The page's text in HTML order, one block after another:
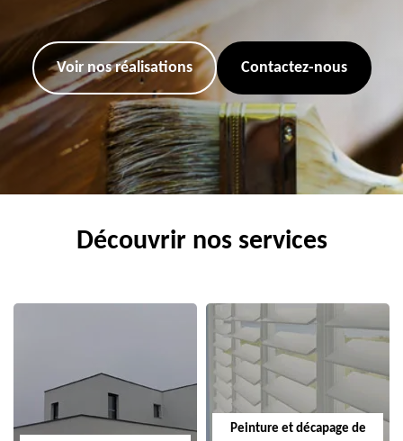
Voir nos réalisations Contactez-nous
Découvrir nos services
Peinture et décapage de